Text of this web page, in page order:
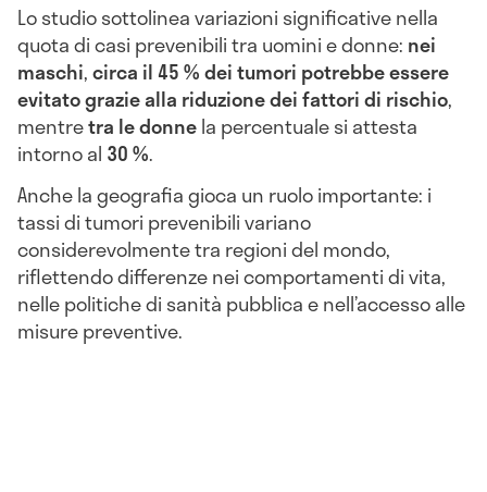
Lo studio sottolinea variazioni significative nella
quota di casi prevenibili tra uomini e donne: nei
maschi,circa il 45 % dei tumori potrebbeessere
evitato grazie alla riduzione dei fattori di rischio,
mentretra le donnela percentuale si attesta
intorno al 30 %.
Anche la geografia gioca un ruolo importante: i
tassi di tumori prevenibili variano
considerevolmente tra regioni del mondo,
riflettendo differenze nei comportamenti di vita,
nelle politiche di sanità pubblica e nell’accesso alle
misure preventive.